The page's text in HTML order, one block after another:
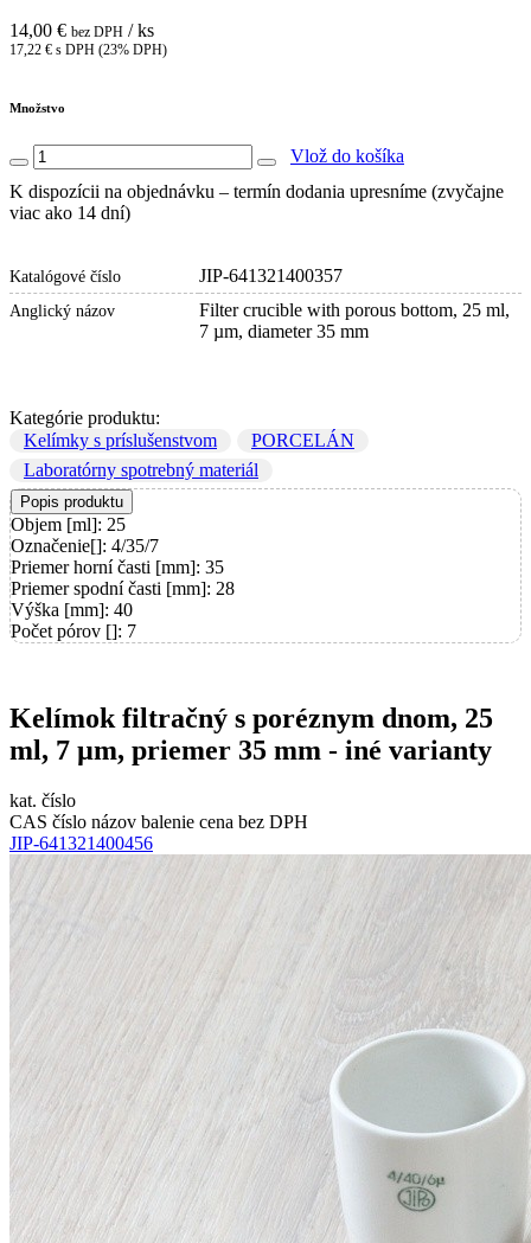
14,00 € bez DPH / ks
17,22 € s DPH (23% DPH)
Množstvo
Vlož do košíka
K dispozícii na objednávku – termín dodania upresníme (zvyčajne
viac ako 14 dní)
Katalógové číslo JIP-641321400357
Anglický názov
Filter crucible with porous bottom, 25 ml,
7 µm, diameter 35 mm
Kategórie produktu:
Kelímky s príslušenstvom
PORCELÁN
Laboratórny spotrebný materiál
Popis produktu
Objem [ml]: 25
Označenie[]: 4/35/7
Priemer horní časti [mm]: 35
Priemer spodní časti [mm]: 28
Výška [mm]: 40
Počet pórov []: 7
Kelímok filtračný s poréznym dnom, 25
ml, 7 µm, priemer 35 mm - iné varianty
kat. číslo
CAS číslo názov balenie cena bez DPH
JIP-641321400456